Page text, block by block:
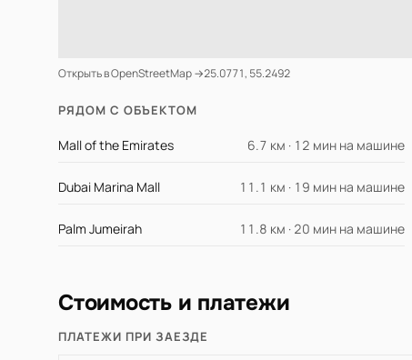
Открыть в OpenStreetMap →25.0771, 55.2492
РЯДОМ С ОБЪЕКТОМ
Mall of the Emirates 6.7 км · 12 мин на машине
Dubai Marina Mall 11.1 км · 19 мин на машине
Palm Jumeirah 11.8 км · 20 мин на машине
Стоимость и платежи
ПЛАТЕЖИ ПРИ ЗАЕЗДЕ